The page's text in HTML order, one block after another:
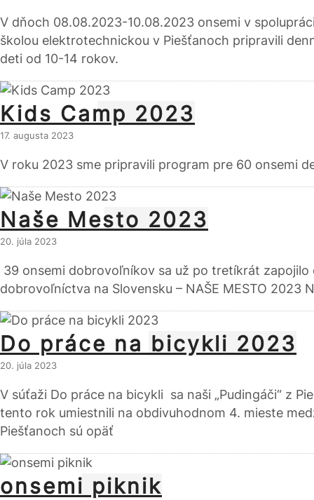
V dňoch 08.08.2023-10.08.2023 onsemi v
školou elektrotechnickou v Piešťanoch pripravili
deti od 10-14 rokov.
Kids Camp 2023
17. augusta 2023
V roku 2023 sme pripravili program pre 60 onsemi
Naše Mesto 2023
20. júla 2023
39 onsemi dobrovoľníkov sa už po tretíkrát
dobrovoľníctva na Slovensku – NAŠE MESTO 2023
Do práce na bicykli 2023
20. júla 2023
V súťaži Do práce na bicykli sa naši „Pudingáči“ z
tento rok umiestnili na obdivuhodnom 4. mieste
Piešťanoch sú opäť
onsemi piknik